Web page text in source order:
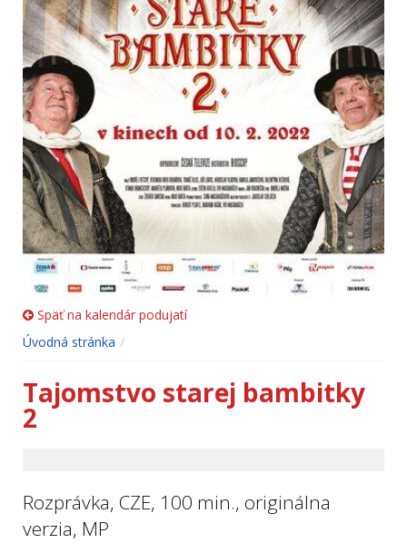
Späť na kalendár podujatí
Úvodná stránka
Tajomstvo starej bambitky
2
Rozprávka, CZE, 100 min., originálna
verzia, MP